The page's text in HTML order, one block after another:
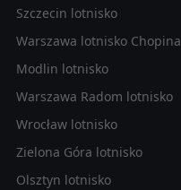
Szczecin lotnisko
Warszawa lotnisko Chopina
Modlin lotnisko
Warszawa Radom lotnisko
Wrocław lotnisko
Zielona Góra lotnisko
Olsztyn lotnisko